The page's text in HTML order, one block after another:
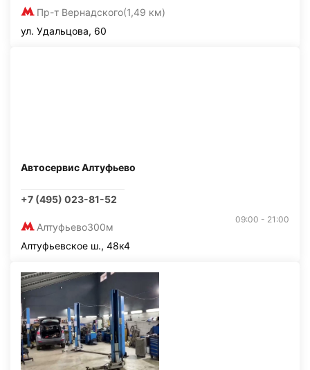
Пр-т Вернадского(1,49 км)
ул. Удальцова, 60
Автосервис Алтуфьево
+7 (495) 023-81-52
Алтуфьево300м
09:00 - 21:00
Алтуфьевское ш., 48к4